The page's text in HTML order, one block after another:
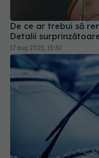
De ce ar trebui să
Detalii
17 aug 2025, 15:30